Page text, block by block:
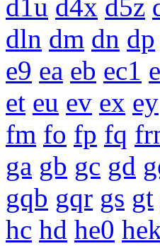
d1u d4x d5z
dln dm dn dp
e9 ea eb ec1
et eu ev ex ey
fm fo fp fq
ga gb gc gd
gqb gqr gs gt
hc hd he0